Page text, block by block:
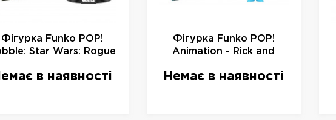
Фігурка Funko POP!
Star Wars: Rogue
10450, 10 см
в наявності
Фігурка Funko POP!
Animation - Rick and
Meeseks Box Vinyl Figure
Немає в наявності